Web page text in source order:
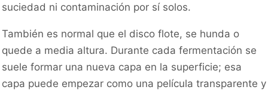
suciedad ni contaminación por sí solos.
También es normal que el disco flote, se hunda o
quede a media altura. Durante cada fermentación se
suele formar una nueva capa en la superficie; esa
capa puede empezar como una película transparente y